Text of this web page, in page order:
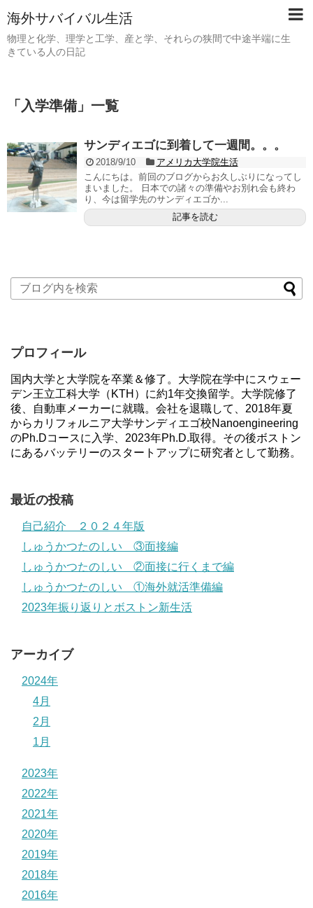
海外サバイバル生活
物理と化学、理学と工学、産と学、それらの狭間で中途半端に生
きている人の日記
「 入学準備」 一覧
サンディエゴに到着して一週間。。。
2018/9/10
アメリカ大学院生活
こんにちは。前回のブログからお久しぶりになってし
まいました。 日本での諸々の準備やお別れ会も終わ
り、今は留学先のサンディエゴか...
記事を読む
プロフィール
国内大学と大学院を卒業＆修了。大学院在学中にスウェー
デン王立工科大学（KTH）に約1年交換留学。大学院修了
後、自動車メーカーに就職。会社を退職して、2018年夏
からカリフォルニア大学サンディエゴ校Nanoengineering
のPh.Dコースに入学、2023年Ph.D.取得。その後ボストン
にあるバッテリーのスタートアップに研究者として勤務。
最近の投稿
自己紹介 ２０２４年版
しゅうかつたのしい ③面接編
しゅうかつたのしい ②面接に行くまで編
しゅうかつたのしい ①海外就活準備編
2023年振り返りとボストン新生活
アーカイブ
2024年
4月
2月
1月
2023年
2022年
2021年
2020年
2019年
2018年
2016年